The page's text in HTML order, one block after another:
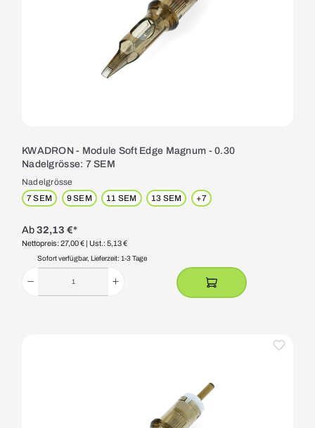
KWADRON - Module Soft Edge Magnum - 0.30
Nadelgrösse: 7 SEM
Nadelgrösse
7 SEM
9 SEM 11 SEM 13 SEM +7
Ab32,13 €*
Nettopreis: 27,00 € | Ust.: 5,13 €
Sofort verfügbar, Lieferzeit: 1-3 Tage